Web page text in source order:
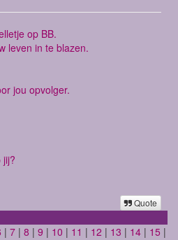
op BB.
leven in te blazen.
jou opvolger.
jij?
Quote
| 7 | 8 | 9 | 10 | 11 | 12 | 13 | 14 | 15 |